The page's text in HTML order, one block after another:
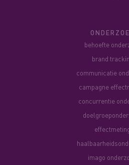
behoefte
brand
communicatie
campagne
concurrentie
imago